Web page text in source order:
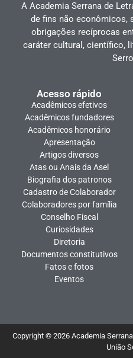
A Academia Serrana de
de fins não econômicos,
obrigações recíprocas
caráter cultural, científico,
Acesso rápido
Acadêmicos efetivos
Acadêmicos fundadores
Acadêmicos honorário
Apresentação
Artigos diversos
Atas ou Anais da Asel
Biografia dos patronos
Cadastro de Colaborador
Colaboradores por família
Conselho Fiscal
Curiosidades
Diretoria
Documentos constitutivos
Fatos e fotos
Eventos
Copyright © 2026 Academia
União